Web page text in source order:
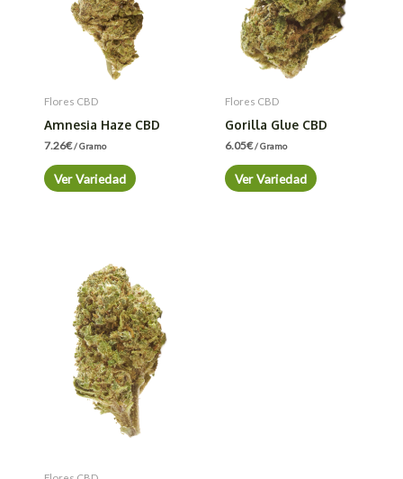
Flores CBD
Amnesia Haze CBD
7.26€/ Gramo
Ver Variedad
Flores CBD
Gorilla Glue CBD
6.05€/ Gramo
Ver Variedad